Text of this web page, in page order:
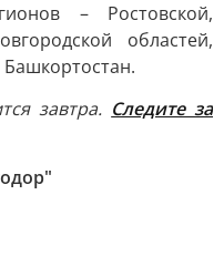
– Ростовской,
областей,
завтра. Следите за